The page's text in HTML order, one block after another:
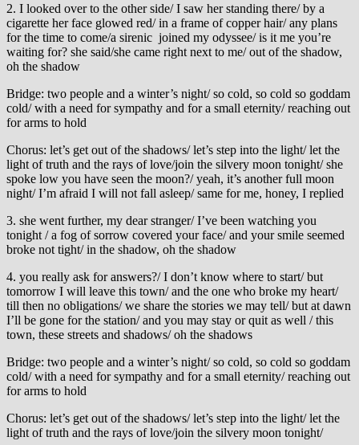
2. I looked over to the other side/ I saw her standing there/ by a
cigarette her face glowed red/ in a frame of copper hair/ any plans
for the time to come/a sirenic joined my odyssee/ is it me you’re
waiting for? she said/she came right next to me/ out of the shadow,
oh the shadow
Bridge: two people and a winter’s night/ so cold, so cold so goddam
cold/ with a need for sympathy and for a small eternity/ reaching out
for arms to hold
Chorus: let’s get out of the shadows/ let’s step into the light/ let the
light of truth and the rays of love/join the silvery moon tonight/ she
spoke low you have seen the moon?/ yeah, it’s another full moon
night/ I’m afraid I will not fall asleep/ same for me, honey, I replied
3. she went further, my dear stranger/ I’ve been watching you
tonight / a fog of sorrow covered your face/ and your smile seemed
broke not tight/ in the shadow, oh the shadow
4. you really ask for answers?/ I don’t know where to start/ but
tomorrow I will leave this town/ and the one who broke my heart/
till then no obligations/ we share the stories we may tell/ but at dawn
I’ll be gone for the station/ and you may stay or quit as well /this
town, these streets and shadows/ oh the shadows
Bridge: two people and a winter’s night/ so cold, so cold so goddam
cold/ with a need for sympathy and for a small eternity/ reaching out
for arms to hold
Chorus: let’s get out of the shadows/ let’s step into the light/ let the
light of truth and the rays of love/join the silvery moon tonight/